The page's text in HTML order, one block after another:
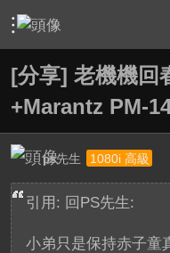
› 家庭劇院 › 擴大機討論
[分享] 老機機回
+Marantz PM-
ps先生 1080i 高級
引用: 回PS先生:
小弟只是保持赤子童